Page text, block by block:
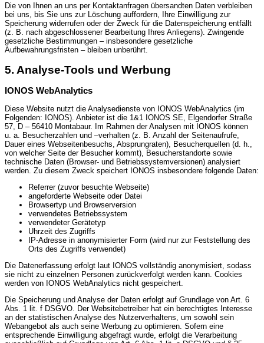
Die von Ihnen an uns per Kontaktanfragen übersandten Daten verbleiben
bei uns, bis Sie uns zur Löschung auffordern, Ihre Einwilligung zur
Speicherung widerrufen oder der Zweck für die Datenspeicherung entfällt
(z. B. nach abgeschlossener Bearbeitung Ihres Anliegens). Zwingende
gesetzliche Bestimmungen – insbesondere gesetzliche
Aufbewahrungsfristen – bleiben unberührt.
5. Analyse-Tools und Werbung
IONOS WebAnalytics
Diese Website nutzt die Analysedienste von IONOS WebAnalytics (im
Folgenden: IONOS). Anbieter ist die 1&1 IONOS SE, Elgendorfer Straße
57, D – 56410 Montabaur. Im Rahmen der Analysen mit IONOS können
u. a. Besucherzahlen und –verhalten (z. B. Anzahl der Seitenaufrufe,
Dauer eines Webseitenbesuchs, Absprungraten), Besucherquellen (d. h.,
von welcher Seite der Besucher kommt), Besucherstandorte sowie
technische Daten (Browser- und Betriebssystemversionen) analysiert
werden. Zu diesem Zweck speichert IONOS insbesondere folgende Daten:
Referrer (zuvor besuchte Webseite)
angeforderte Webseite oder Datei
Browsertyp und Browserversion
verwendetes Betriebssystem
verwendeter Gerätetyp
Uhrzeit des Zugriffs
IP-Adresse in anonymisierter Form (wird nur zur Feststellung des
Orts des Zugriffs verwendet)
Die Datenerfassung erfolgt laut IONOS vollständig anonymisiert, sodass
sie nicht zu einzelnen Personen zurückverfolgt werden kann. Cookies
werden von IONOS WebAnalytics nicht gespeichert.
Die Speicherung und Analyse der Daten erfolgt auf Grundlage von Art. 6
Abs. 1 lit. f DSGVO. Der Websitebetreiber hat ein berechtigtes Interesse
an der statistischen Analyse des Nutzerverhaltens, um sowohl sein
Webangebot als auch seine Werbung zu optimieren. Sofern eine
entsprechende Einwilligung abgefragt wurde, erfolgt die Verarbeitung